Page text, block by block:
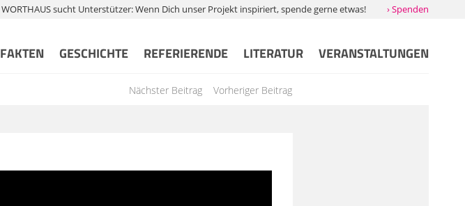
WORTHAUS sucht Unterstützer: Wenn Dich unser Projekt inspiriert, spende gerne etwas! › Spenden
FAKTEN GESCHICHTE REFERIERENDE LITERATUR VERANSTALTUNGEN
Vorheriger Beitrag
Nächster Beitrag